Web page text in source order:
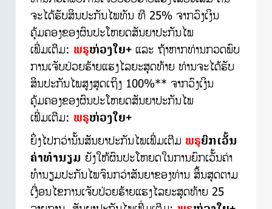
ຈະໄດ້ຮັບສິນປະກັນໄພທັນ ທີ 25% ຈາກວົງເງິນ
ຄຸ້ມຄອງຂອງຜົນປະໂຫຍດສັນຍາປະກັນໄພ
ເພີ່ມເຕີມ: ພຣູຫ່ວງໃຍ+ ແລະ ຖ້າຫາກທ່ານກວດພົບ
ການເຈັບປ່ວຍຮ້າຍແຮງໄລຍະສຸດທ້າຍ ທ່ານຈະໄດ້ຮັບ
ສິນປະກັນໄພສູງສຸດເຖິງ 100%** ຈາກວົງເງິນ
ຄຸ້ມຄອງຂອງຜົນປະໂຫຍດສັນຍາປະກັນໄພ
ເພີ່ມເຕີມ: ພຣູຫ່ວງໃຍ+
ຍິ່ງໄປກວ່ານັ້ນສັນຍາປະກັນໄພເພີ່ມເຕີມ ພຣູຍົກເວັ້ນ
ຄ່າທຳນຽມ ຍັງໃຫ້ຜົນປະໂຫຍດໃນການຍົກເວັ້ນຄ່າ
ທຳນຽມປະກັນໄພຈົນກວ່າສັນຍາຂອງທ່ານ ສິ້ນສຸດຕາມ
ເງື່ອນໄຂການເຈັບປ່ວຍຮ້າຍແຮງໄລຍະສຸດທ້າຍ 25